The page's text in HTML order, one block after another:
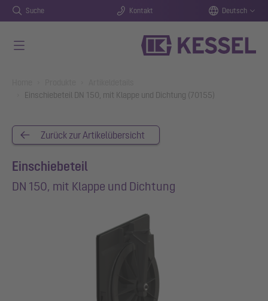
Suche Kontakt Deutsch
Einschiebeteil DN 150, mit Klappe und Dichtung (70155)
Zurück zur Artikelübersicht
Einschiebeteil
DN 150, mit Klappe und Dichtung